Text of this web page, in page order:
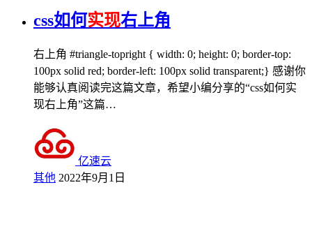
css如何实现右上角
右上角 #triangle-topright { width: 0; height: 0; border-top:
100px solid red; border-left: 100px solid transparent;} 感谢你
能够认真阅读完这篇文章，希望小编分享的“css如何实
现右上角”这篇…
亿速云
其他 2022年9月1日